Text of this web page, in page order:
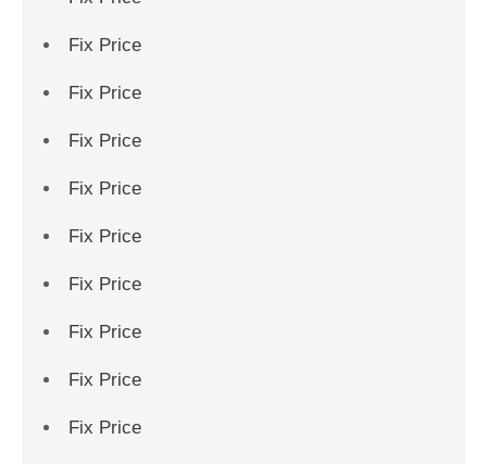
Fix Price
Fix Price
Fix Price
Fix Price
Fix Price
Fix Price
Fix Price
Fix Price
Fix Price